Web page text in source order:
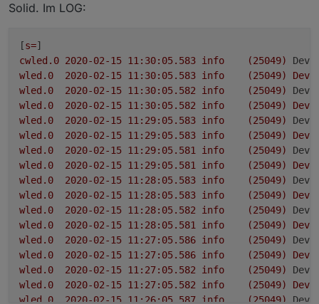
Solid. Im LOG:
[s=
cwled.0
info (25049)
wled.0
info (25049)
wled.0
info (25049)
wled.0
info (25049)
wled.0
info (25049)
wled.0
info (25049)
wled.0
info (25049)
wled.0
info (25049)
wled.0
info (25049)
wled.0
info (25049)
wled.0
info (25049)
wled.0
info (25049)
wled.0
info (25049)
wled.0
info (25049)
wled.0
info (25049)
wled.0
info (25049)
wled.0
info (25049)